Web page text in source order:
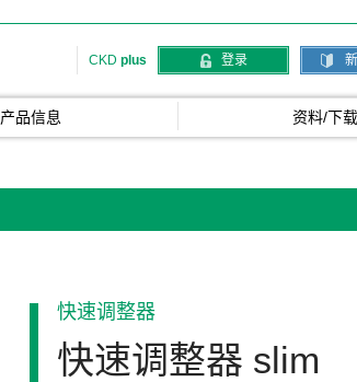
CKD plus 登录
产品信息 资料/下载
快速调整器
快速调整器 slim